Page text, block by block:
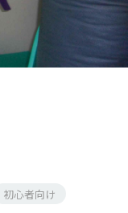
初心者向け